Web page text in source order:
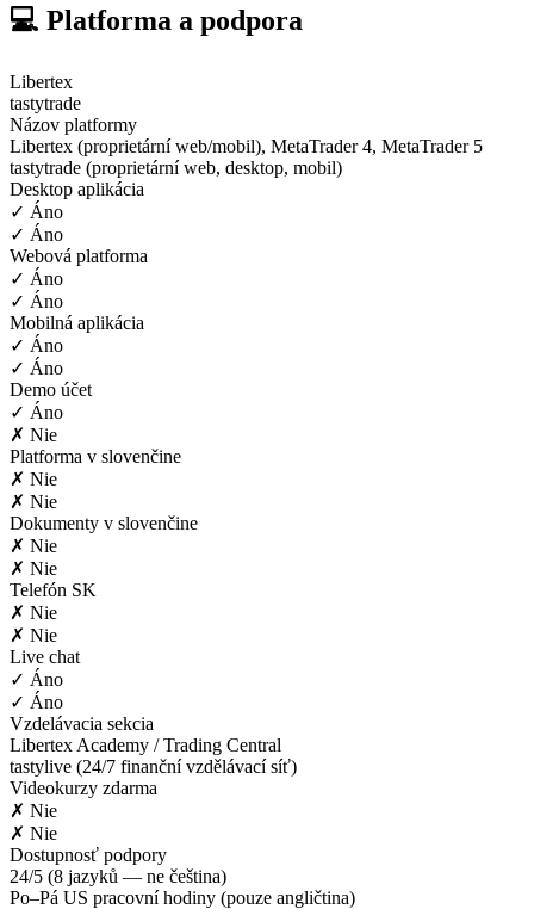
💻 Platforma a podpora
Libertex
tastytrade
Názov platformy
Libertex (proprietární web/mobil), MetaTrader 4, MetaTrader 5
tastytrade (proprietární web, desktop, mobil)
Desktop aplikácia
✓ Áno
✓ Áno
Webová platforma
✓ Áno
✓ Áno
Mobilná aplikácia
✓ Áno
✓ Áno
Demo účet
✓ Áno
✗ Nie
Platforma v slovenčine
✗ Nie
✗ Nie
Dokumenty v slovenčine
✗ Nie
✗ Nie
Telefón SK
✗ Nie
✗ Nie
Live chat
✓ Áno
✓ Áno
Vzdelávacia sekcia
Libertex Academy / Trading Central
tastylive (24/7 finanční vzdělávací síť)
Videokurzy zdarma
✗ Nie
✗ Nie
Dostupnosť podpory
24/5 (8 jazyků — ne čeština)
Po–Pá US pracovní hodiny (pouze angličtina)